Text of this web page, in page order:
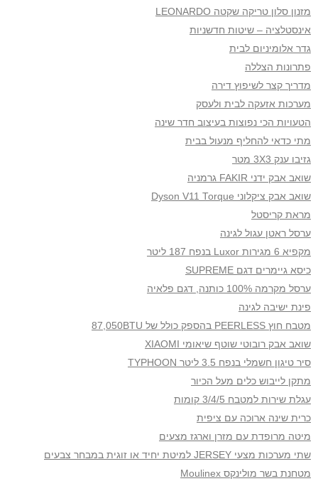
מזנון סלון טריקה שקטה LEONARDO
אינסטלציה – שיטות חדשניות
גדר אלומיניום לבית
פתרונות הצללה
מדריך קצר לשיפוץ דירה
מערכות אזעקה לבית ולעסק
הטעויות הכי נפוצות בעיצוב חדר שינה
מתי כדאי להחליף מנעול בבית
גזיבו ענק 3X3 מטר
שואב אבק ידני FAKIR גרמניה
שואב אבק ציקלוני Dyson V11 Torque
מראת קריסטל
ערסל ראטן עגול לגינה
מקפיא 6 מגירות Luxor בנפח 187 ליטר
כיסא גיימרים דגם SUPREME
ערסל מקרמה 100% כותנה, דגם פלאיה
פינת ישיבה לגינה
מטבח חוץ PEERLESS בהספק כולל של 87,050BTU
שואב אבק רובוטי שוטף שיאומי XIAOMI
סיר טיגון חשמלי בנפח 3.5 ליטר TYPHOON
מתקן לייבוש כלים מעל הכיור
עגלת שירות למטבח 3/4/5 קומות
כרית שינה ארוכה עם ציפית
מיטה מרופדת עם מזרן וארגז מצעים
שתי מערכות מצעי JERSEY למיטת יחיד או זוגית במבחר צבעים
מטחנת בשר מולינקס Moulinex